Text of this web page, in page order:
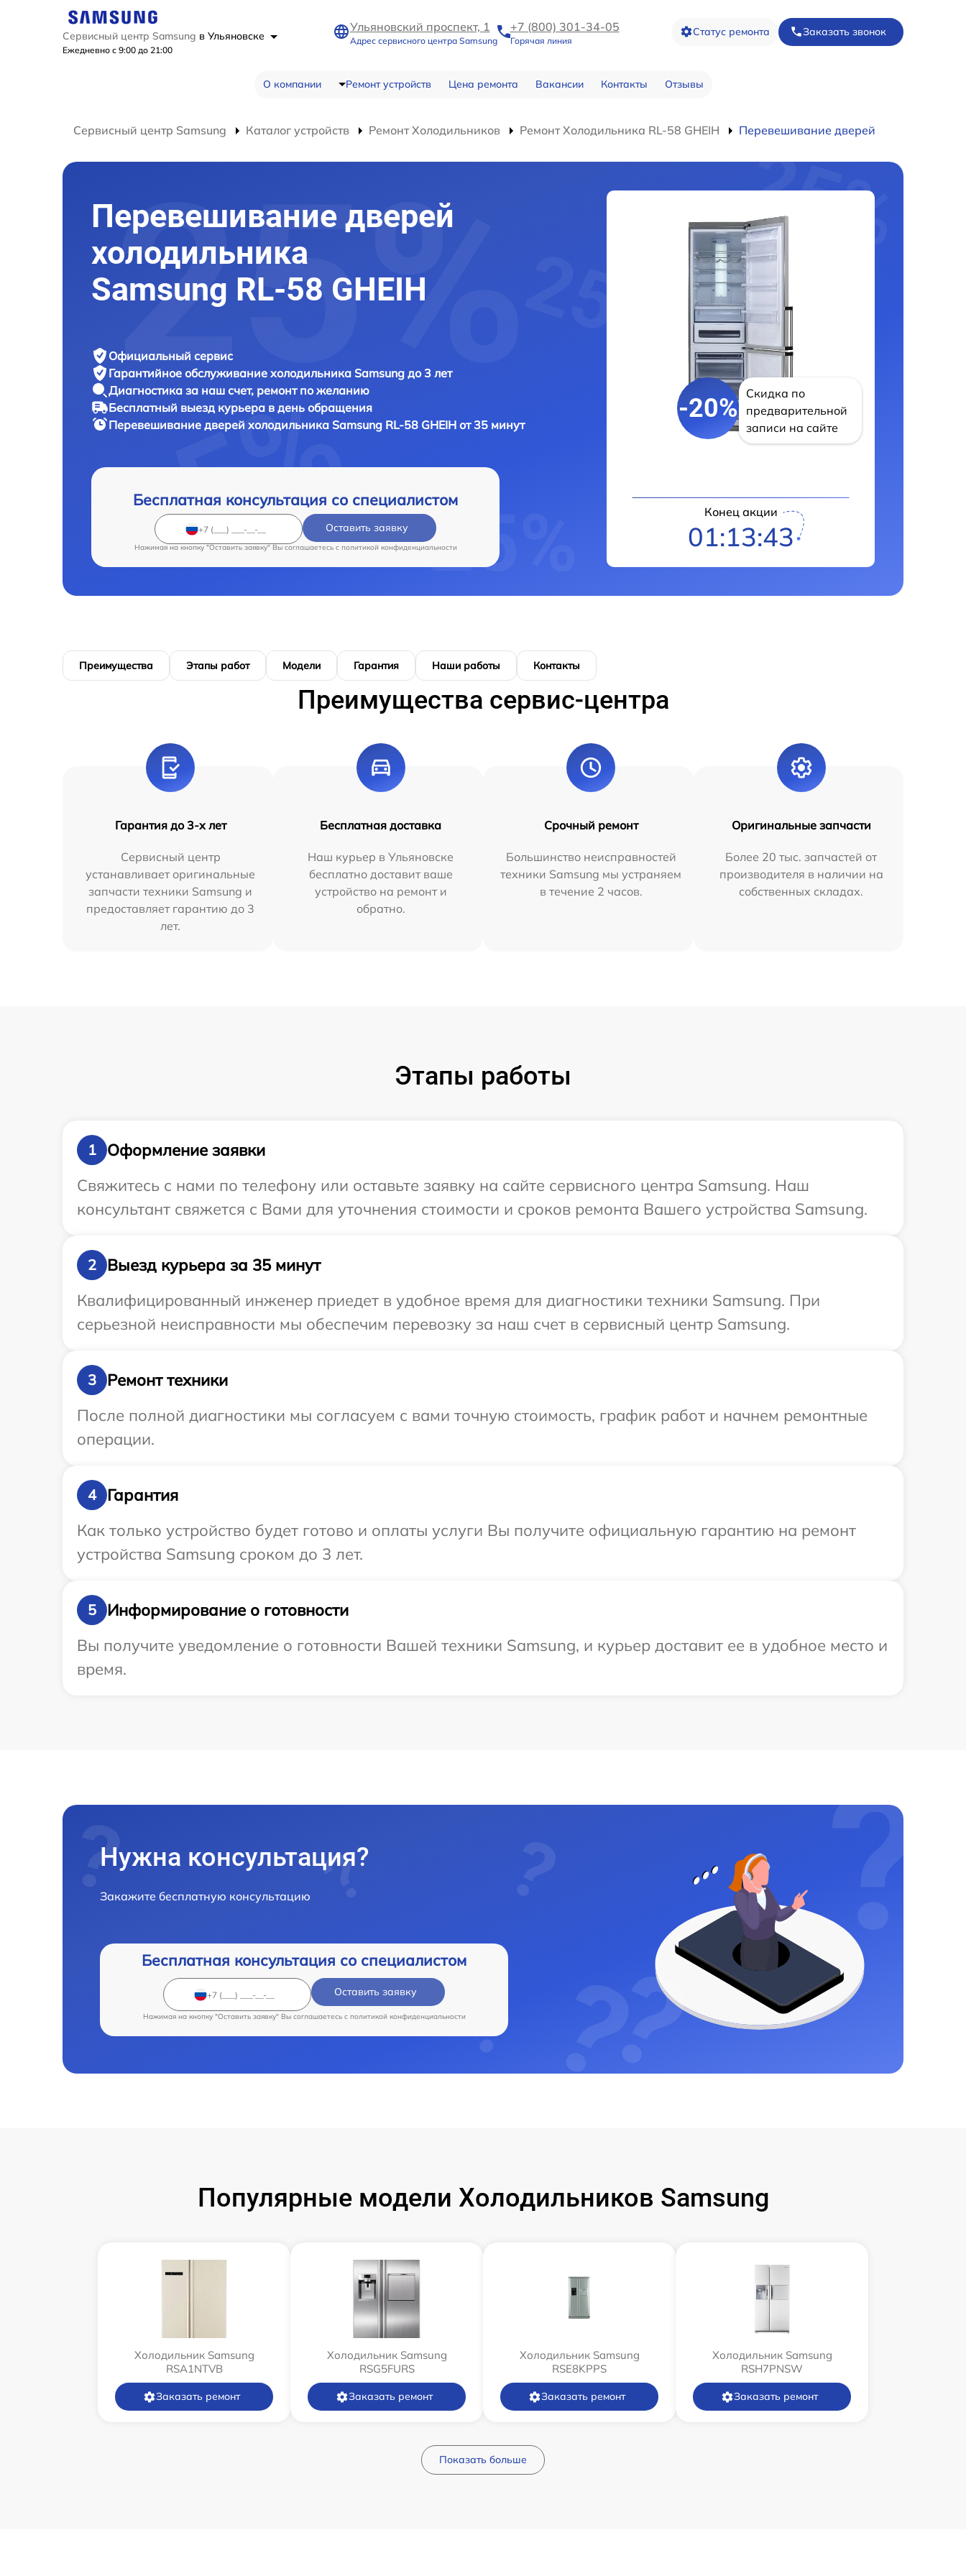
Сервисный центр Samsung в Ульяновске
Ежедневно с 9:00 до 21:00
Ульяновский проспект, 1
Адрес сервисного центра Samsung
+7 (800) 301-34-05
Горячая линия
Статус ремонта Заказать звонок
О компании Ремонт устройств Цена ремонта Вакансии Контакты Отзывы
Сервисный центр Samsung Каталог устройств Ремонт Холодильников Ремонт Холодильника RL-58 GHEIH Перевешивание дверей
Перевешивание дверей
холодильника
Samsung RL-58 GHEIH
Официальный сервис
Гарантийное обслуживание холодильника Samsung до 3 лет
Диагностика за наш счет, ремонт по желанию
Бесплатный выезд курьера в день обращения
Перевешивание дверей холодильника Samsung RL-58 GHEIH от 35 минут
Бесплатная консультация со специалистом
Оставить заявку
Нажимая на кнопку "Оставить заявку" Вы соглашаетесь c политикой конфиденциальности
-20%
Скидка по
предварительной
записи на сайте
Конец акции
01:13:42
Преимущества Этапы работ Модели Гарантия Наши работы Контакты
Преимущества сервис-центра
Гарантия до 3-х лет
Сервисный центр
устанавливает оригинальные
запчасти техники Samsung и
предоставляет гарантию до 3
лет.
Бесплатная доставка
Наш курьер в Ульяновске
бесплатно доставит ваше
устройство на ремонт и
обратно.
Срочный ремонт
Большинство неисправностей
техники Samsung мы устраняем
в течение 2 часов.
Оригинальные запчасти
Более 20 тыс. запчастей от
производителя в наличии на
собственных складах.
Этапы работы
1
Оформление заявки
Свяжитесь с нами по телефону или оставьте заявку на сайте сервисного центра Samsung. Наш
консультант свяжется с Вами для уточнения стоимости и сроков ремонта Вашего устройства Samsung.
2
Выезд курьера за 35 минут
Квалифицированный инженер приедет в удобное время для диагностики техники Samsung. При
серьезной неисправности мы обеспечим перевозку за наш счет в сервисный центр Samsung.
3
Ремонт техники
После полной диагностики мы согласуем с вами точную стоимость, график работ и начнем ремонтные
операции.
4
Гарантия
Как только устройство будет готово и оплаты услуги Вы получите официальную гарантию на ремонт
устройства Samsung сроком до 3 лет.
5
Информирование о готовности
Вы получите уведомление о готовности Вашей техники Samsung, и курьер доставит ее в удобное место и
время.
Нужна консультация?
Закажите бесплатную консультацию
Бесплатная консультация со специалистом
Оставить заявку
Нажимая на кнопку "Оставить заявку" Вы соглашаетесь c политикой конфиденциальности
Популярные модели Холодильников Samsung
Холодильник Samsung
RSA1NTVB
Заказать ремонт
Холодильник Samsung
RSG5FURS
Заказать ремонт
Холодильник Samsung
RSE8KPPS
Заказать ремонт
Холодильник Samsung
RSH7PNSW
Заказать ремонт
Показать больше